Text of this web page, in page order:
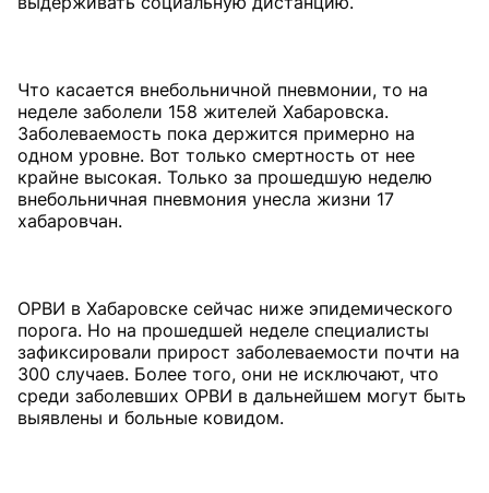
Что касается внебольничной пневмонии, то на
неделе заболели 158 жителей Хабаровска.
Заболеваемость пока держится примерно на
одном уровне. Вот только смертность от нее
крайне высокая. Только за прошедшую неделю
внебольничная пневмония унесла жизни 17
хабаровчан.
ОРВИ в Хабаровске сейчас ниже эпидемического
порога. Но на прошедшей неделе специалисты
зафиксировали прирост заболеваемости почти на
300 случаев. Более того, они не исключают, что
среди заболевших ОРВИ в дальнейшем могут быть
выявлены и больные ковидом.